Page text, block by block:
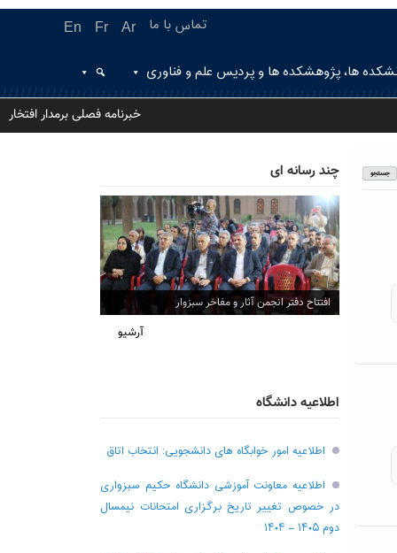
En Fr Ar تماس با ما
ها، پژوهشکده ها و پردیس علم و فناوری
خبرنامه فصلی برمدار افتخار
چند رسانه ای
افتتاح دفتر انجمن آثار و مفاخر سبزوار
آرشیو
اطلاعیه دانشگاه
اطلاعیه امور خوابگاه های دانشجویی: انتخاب اتاق
اطلاعیه معاونت آموزشی دانشگاه حکیم سبزواری
در خصوص تغییر تاریخ برگزاری امتحانات نیمسال
دوم ۱۴۰۵ – ۱۴۰۴